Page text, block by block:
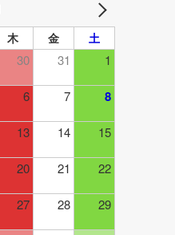
木 金 土
30 31 1
6 7 8
13 14 15
20 21 22
27 28 29